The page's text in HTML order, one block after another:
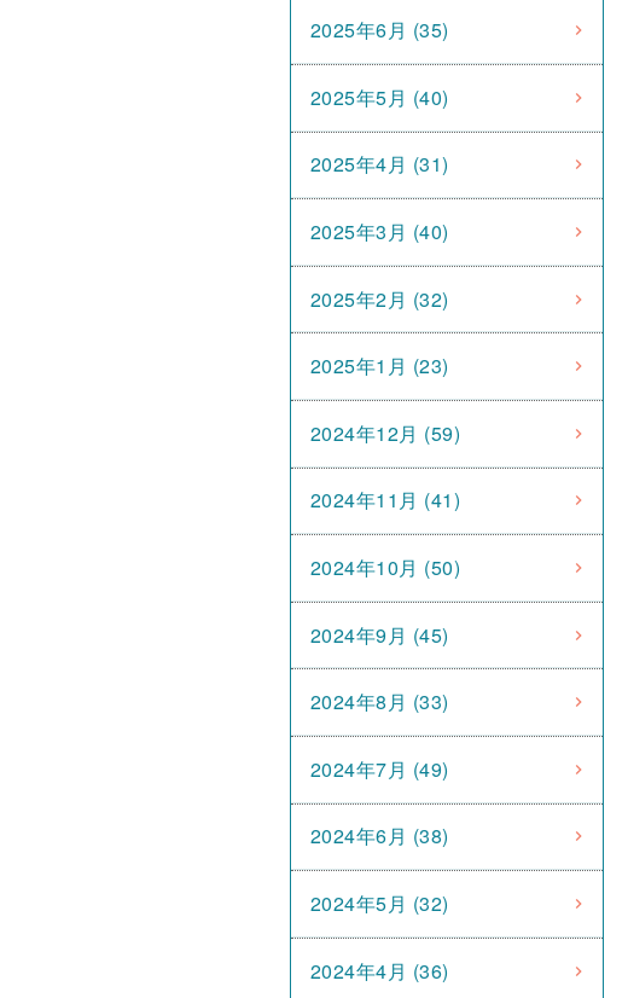
2025年6月 (35)
2025年5月 (40)
2025年4月 (31)
2025年3月 (40)
2025年2月 (32)
2025年1月 (23)
2024年12月 (59)
2024年11月 (41)
2024年10月 (50)
2024年9月 (45)
2024年8月 (33)
2024年7月 (49)
2024年6月 (38)
2024年5月 (32)
2024年4月 (36)